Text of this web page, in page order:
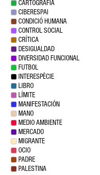
CARTOGRAFIA
CIBERESPAI
CONDICIÓ HUMANA
CONTROL SOCIAL
CRÍTICA
DESIGUALDAD
DIVERSIDAD FUNCIONAL
FUTBOL
INTERESPÈCIE
LIBRO
LÍMITE
MANIFESTACIÓN
MANO
MEDIO AMBIENTE
MERCADO
MIGRANTE
OCIO
PADRE
PALESTINA